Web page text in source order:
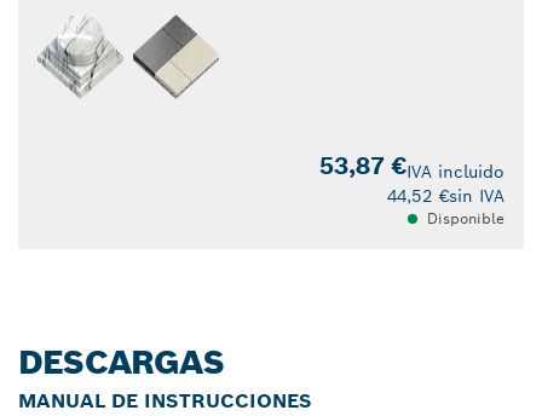
53,87 €IVA incluido
44,52 €sin IVA
Disponible
DESCARGAS
MANUAL DE INSTRUCCIONES